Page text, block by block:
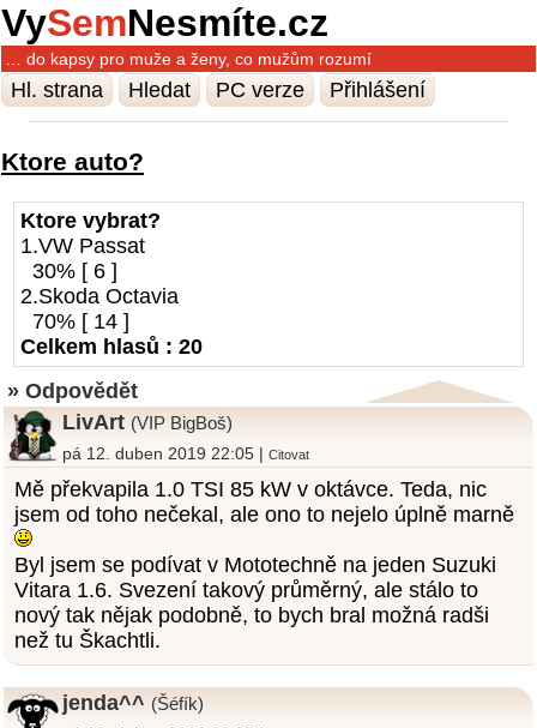
VySemNesmíte.cz
… do kapsy pro muže a ženy, co mužům rozumí
Hl. strana Hledat PC verze Přihlášení
Ktore auto?
Ktore vybrat?
1.VW Passat
30% [ 6 ]
2.Skoda Octavia
70% [ 14 ]
Celkem hlasů : 20
» Odpovědět
LivArt (VIP BigBoš)
pá 12. duben 2019 22:05 |Citovat
Mě překvapila 1.0 TSI 85 kW v oktávce. Teda, nic
jsem od toho nečekal, ale ono to nejelo úplně marně
Byl jsem se podívat v Mototechně na jeden Suzuki
Vitara 1.6. Svezení takový průměrný, ale stálo to
nový tak nějak podobně, to bych bral možná radši
než tu Škachtli.
jenda^^ (Šéfík)